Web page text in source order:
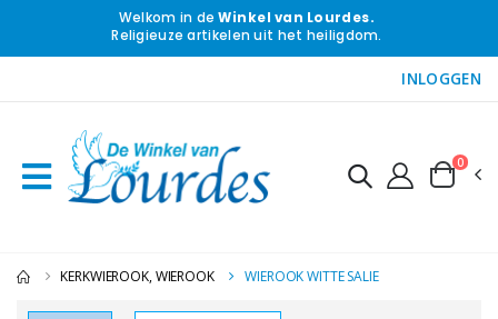
Welkom in deWinkel van Lourdes.
Religieuze artikelen uit het heiligdom.
INLOGGEN
0
KERKWIEROOK, WIEROOK WIEROOK WITTE SALIE